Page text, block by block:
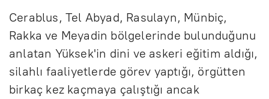
Cerablus, Tel Abyad, Rasulayn, Münbiç,
Rakka ve Meyadin bölgelerinde bulunduğunu
anlatan Yüksek'in dini ve askeri eğitim aldığı,
silahlı faaliyetlerde görev yaptığı, örgütten
birkaç kez kaçmaya çalıştığı ancak